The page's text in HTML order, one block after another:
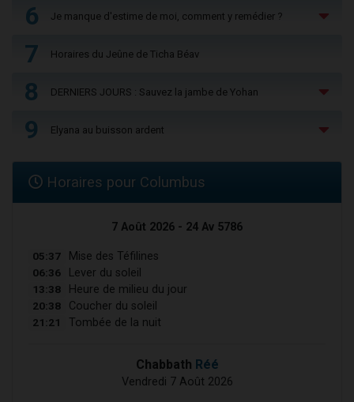
6 Je manque d'estime de moi, comment y remédier ?
7 Horaires du Jeûne de Ticha Béav
8 DERNIERS JOURS : Sauvez la jambe de Yohan
9 Elyana au buisson ardent
Horaires pour Columbus
7 Août 2026 - 24 Av 5786
05:37 Mise des Téfilines
06:36 Lever du soleil
13:38 Heure de milieu du jour
20:38 Coucher du soleil
21:21 Tombée de la nuit
Chabbath Réé
Vendredi 7 Août 2026